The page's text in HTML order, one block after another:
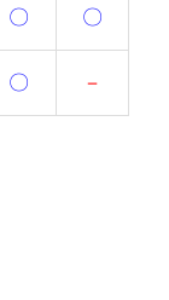
〇 〇
〇 －